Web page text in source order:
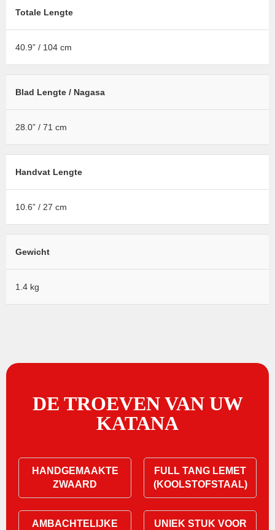
Totale Lengte
40.9” / 104 cm
Blad Lengte / Nagasa
28.0” / 71 cm
Handvat Lengte
10.6” / 27 cm
Gewicht
1.4 kg
DE TROEVEN VAN UW
KATANA
HANDGEMAAKTE
ZWAARD
FULL TANG LEMET
(KOOLSTOFSTAAL)
AMBACHTELIJKE
UNIEK STUK VOOR